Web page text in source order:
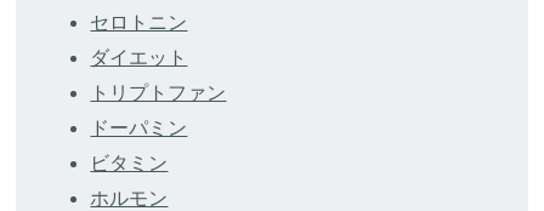
セロトニン
ダイエット
トリプトファン
ドーパミン
ビタミン
ホルモン